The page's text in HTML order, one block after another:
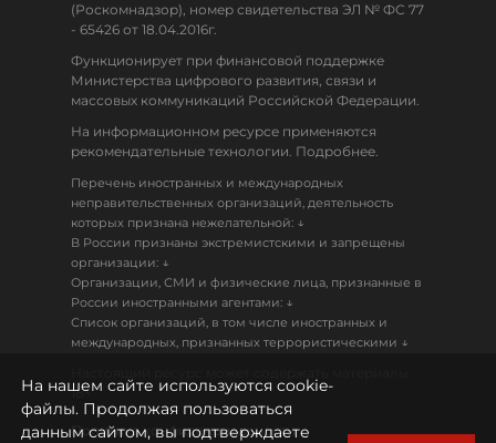
(Роскомнадзор), номер свидетельства ЭЛ № ФС 77
- 65426 от 18.04.2016г.
Функционирует при финансовой поддержке
Министерства цифрового развития, связи и
массовых коммуникаций Российской Федерации.
На информационном ресурсе применяются
рекомендательные технологии. Подробнее.
Перечень иностранных и международных
неправительственных организаций, деятельность
которых признана нежелательной: ↓
В России признаны экстремистскими и запрещены
организации: ↓
Организации, СМИ и физические лица, признанные в
России иностранными агентами: ↓
Список организаций, в том числе иностранных и
международных, признанных террористическими ↓
18+
Политика конфиденциальности
На нашем сайте используются cookie-
файлы. Продолжая пользоваться
данным сайтом, вы подтверждаете